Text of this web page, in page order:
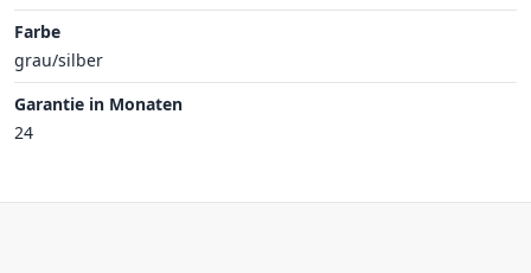
Farbe
grau/silber
Garantie in Monaten
24